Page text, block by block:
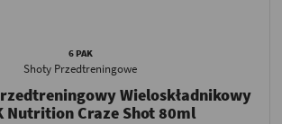
6 PAK
Shoty Przedtreningowe
Wieloskładnikowy
Nutrition Craze Shot 80ml